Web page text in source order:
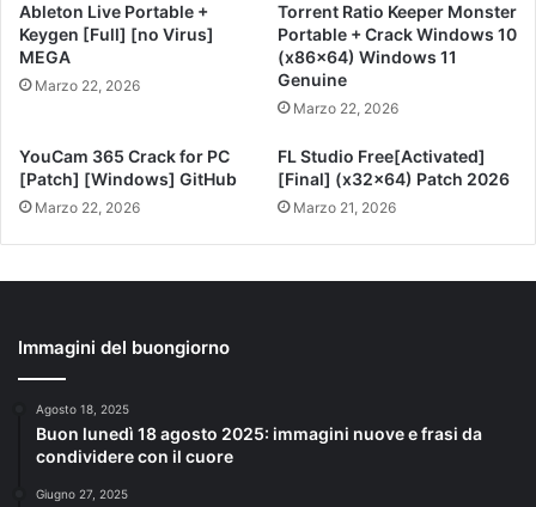
Ableton Live Portable +
Keygen [Full] [no Virus]
MEGA
Marzo 22, 2026
Torrent Ratio Keeper Monster
Portable + Crack Windows 10
(x86x64) Windows 11
Genuine
Marzo 22, 2026
YouCam 365 Crack for PC
[Patch] [Windows] GitHub
Marzo 22, 2026
FL Studio Free[Activated]
[Final] (x32x64) Patch 2026
Marzo 21, 2026
Immagini del buongiorno
Agosto 18, 2025
Buon lunedì 18 agosto 2025: immagini nuove e frasi da
condividere con il cuore
Giugno 27, 2025